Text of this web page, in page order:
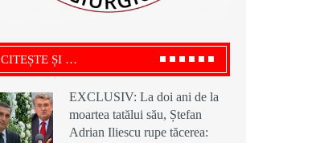
CITEȘTE ȘI …
EXCLUSIV: La doi ani de la
moartea tatălui său, Ștefan
Adrian Iliescu rupe tăcerea: